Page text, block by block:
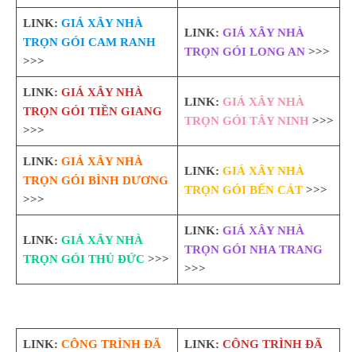
LINK: GIÁ XÂY NHÀ
TRỌN GÓI CAM RANH
>>>
LINK: GIÁ XÂY NHÀ
TRỌN GÓI LONG AN>>>
LINK: GIÁ XÂY NHÀ
TRỌN GÓI TIỀN GIANG
>>>
LINK: GIÁ XÂY NHÀ
TRỌN GÓI TÂY NINH>>>
LINK: GIÁ XÂY NHÀ
TRỌN GÓI BÌNH DƯƠNG
>>>
LINK: GIÁ XÂY NHÀ
TRỌN GÓI BẾN CÁT>>>
LINK: GIÁ XÂY NHÀ
TRỌN GÓI THỦ ĐỨC >>>
LINK: GIÁ XÂY NHÀ
TRỌN GÓI NHA TRANG
>>>
LINK: CÔNG TRÌNH ĐÃ
LINK: CÔNG TRÌNH ĐÃ